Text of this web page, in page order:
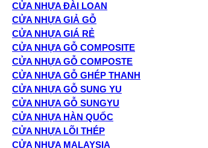
CỬA NHỰA ĐÀI LOAN
CỬA NHỰA GIẢ GỖ
CỬA NHỰA GIÁ RẺ
CỬA NHỰA GỖ COMPOSITE
CỬA NHỰA GỖ COMPOSTE
CỬA NHỰA GỖ GHÉP THANH
CỬA NHỰA GỖ SUNG YU
CỬA NHỰA GỖ SUNGYU
CỬA NHỰA HÀN QUỐC
CỬA NHỰA LÕI THÉP
CỬA NHỰA MALAYSIA